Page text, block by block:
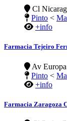
Cl
Pinto <
+info
Farmacia Tejeiro
Av
Pinto <
+info
Farmacia Zaragoza